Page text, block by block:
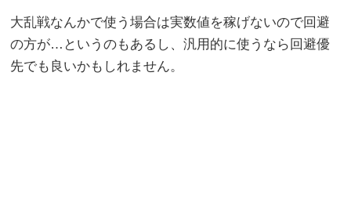
大乱戦なんかで使う場合は実数値を稼げないので回避
の方が…というのもあるし、汎用的に使うなら回避優
先でも良いかもしれません。